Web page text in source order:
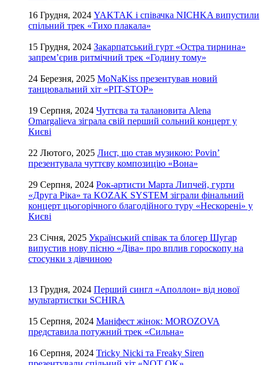
16 Грудня, 2024 YAKTAK і співачка NICHKA випустили
спільний трек «Тихо плакала»
15 Грудня, 2024 Закарпатський гурт «Остра тирнина»
запрем’єрив ритмічний трек «Годину тому»
24 Березня, 2025 MoNaKiss презентував новий
танцювальний хіт «PIT-STOP»
19 Серпня, 2024 Чуттєва та талановита Alena
Omargalieva зіграла свій перший сольний концерт у
Києві
22 Лютого, 2025 Лист, що став музикою: Povin’
презентувала чуттєву композицію «Вона»
29 Серпня, 2024 Рок-артисти Марта Липчей, гурти
«Друга Ріка» та KOZAK SYSTEM зіграли фінальний
концерт цьогорічного благодійного туру «Нескорені» у
Києві
23 Січня, 2025 Український співак та блогер Шугар
випустив нову пісню «Діва» про вплив гороскопу на
стосунки з дівчиною
13 Грудня, 2024 Перший сингл «Аполлон» від нової
мультартистки SCHIRA
15 Серпня, 2024 Маніфест жінок: MOROZOVA
представила потужний трек «Сильна»
16 Серпня, 2024 Tricky Nicki та Freaky Siren